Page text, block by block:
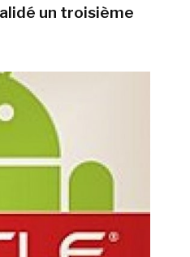
un troisième